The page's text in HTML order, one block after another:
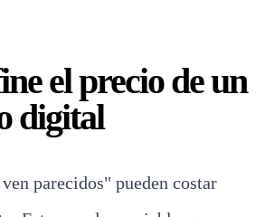
el precio de un
digital
parecidos" pueden costar